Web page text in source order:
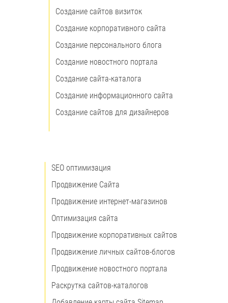
Создание сайтов визиток
Создание корпоративного сайта
Создание персонального блога
Создание новостного портала
Создание сайта-каталога
Создание информационного сайта
Создание сайтов для дизайнеров
SEO оптимизация
Продвижение Сайта
Продвижение интернет-магазинов
Оптимизация сайта
Продвижение корпоративных сайтов
Продвижение личных сайтов-блогов
Продвижение новостного портала
Раскрутка сайтов-каталогов